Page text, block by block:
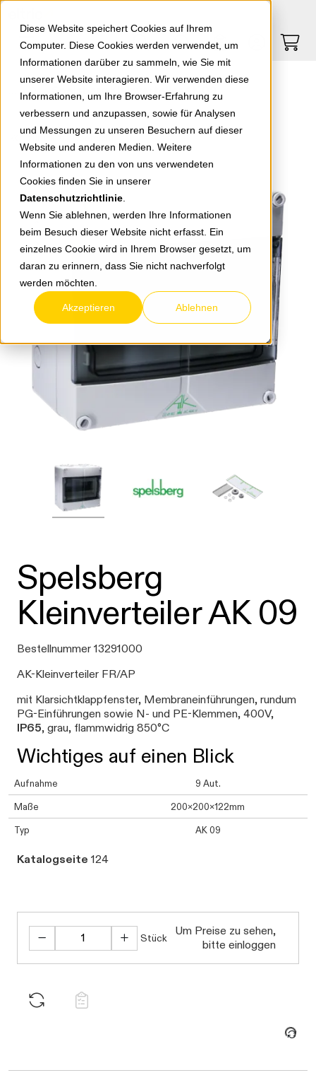
Diese Website speichert Cookies auf Ihrem
Computer. Diese Cookies werden verwendet, um
Informationen darüber zu sammeln, wie Sie mit
unserer Website interagieren. Wir verwenden diese
Informationen, um Ihre Browser-Erfahrung zu
verbessern und anzupassen, sowie für Analysen
und Messungen zu unseren Besuchern auf dieser
Website und anderen Medien. Weitere
Informationen zu den von uns verwendeten
Cookies finden Sie in unserer
Datenschutzrichtlinie
Wenn Sie ablehnen, werden Ihre Informationen
beim Besuch dieser Website nicht erfasst. Ein
einzelnes Cookie wird in Ihrem Browser gesetzt, um
daran zu erinnern, dass Sie nicht nachverfolgt
werden möchten.
Akzeptieren Ablehnen
Springe zu Hauptinhalt Springe zum Footer
0
Spelsberg Kleinverteiler AK 09
zurück zur Übersicht
Spelsberg
Kleinverteiler AK 09
Bestellnummer 13291000
AK-Kleinverteiler FR/AP
mit Klarsichtklappfenster, Membraneinführungen, rundum
PG-Einführungen sowie N- und PE-Klemmen, 400V,
IP65, grau, flammwidrig 850°C
Wichtiges auf einen Blick
Aufnahme 9 Aut.
Maße 200x200x122mm
Typ AK 09
Katalogseite 124
Stück
Um Preise zu sehen,
bitte einloggen